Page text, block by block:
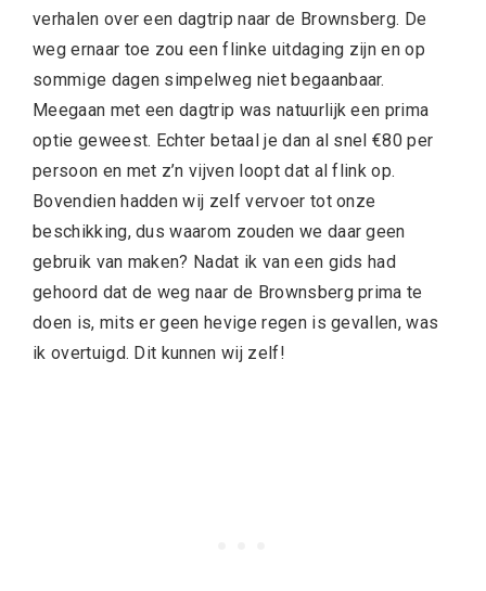
verhalen over een dagtrip naar de Brownsberg. De
weg ernaar toe zou een flinke uitdaging zijn en op
sommige dagen simpelweg niet begaanbaar.
Meegaan met een dagtrip was natuurlijk een prima
optie geweest. Echter betaal je dan al snel €80 per
persoon en met z’n vijven loopt dat al flink op.
Bovendien hadden wij zelf vervoer tot onze
beschikking, dus waarom zouden we daar geen
gebruik van maken? Nadat ik van een gids had
gehoord dat de weg naar de Brownsberg prima te
doen is, mits er geen hevige regen is gevallen, was
ik overtuigd. Dit kunnen wij zelf!